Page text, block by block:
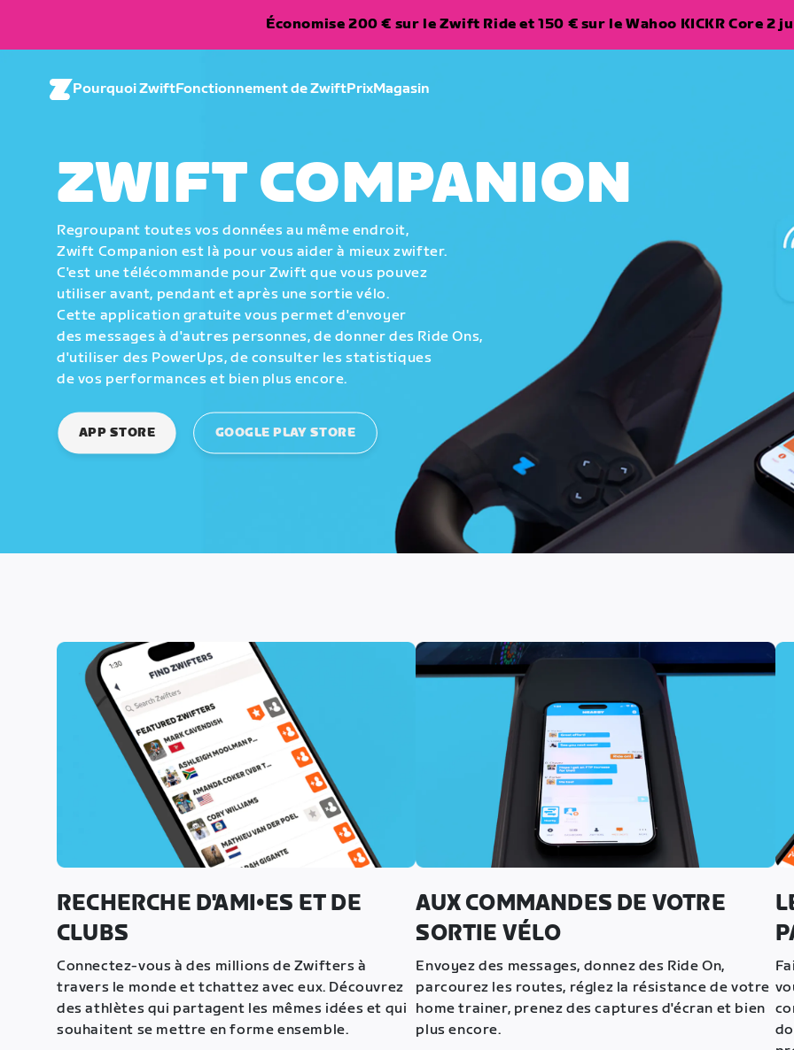
Économise 200 € sur le Zwift Ride et 150 € sur le Wahoo KICKR Core 2
Pourquoi ZwiftFonctionnement de ZwiftPrixMagasin
ZWIFT COMPANION
Regroupant toutes vos données au même endroit,
Zwift Companion est là pour vous aider à mieux zwifter.
C'est une télécommande pour Zwift que vous pouvez
utiliser avant, pendant et après une sortie vélo.
Cette application gratuite vous permet d'envoyer
des messages à d'autres personnes, de donner des Ride Ons,
d'utiliser des PowerUps, de consulter les statistiques
de vos performances et bien plus encore.
APP STORE GOOGLE PLAY STORE
RECHERCHE D'AMI•ES ET DE
CLUBS
Connectez-vous à des millions de Zwifters à
travers le monde et tchattez avec eux. Découvrez
des athlètes qui partagent les mêmes idées et qui
souhaitent se mettre en forme ensemble.
AUX COMMANDES DE VOTRE
SORTIE VÉLO
Envoyez des messages, donnez des Ride On,
parcourez les routes, réglez la résistance de votre
home trainer, prenez des captures d'écran et bien
plus encore.